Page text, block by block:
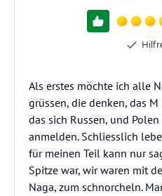
Als erstes möchte ich alle
grüssen, die denken, das
das sich Russen, und
anmelden. Schliesslich
für meinen Teil kann nur
Spitze war, wir waren mit
Naga, zum schnorcheln.